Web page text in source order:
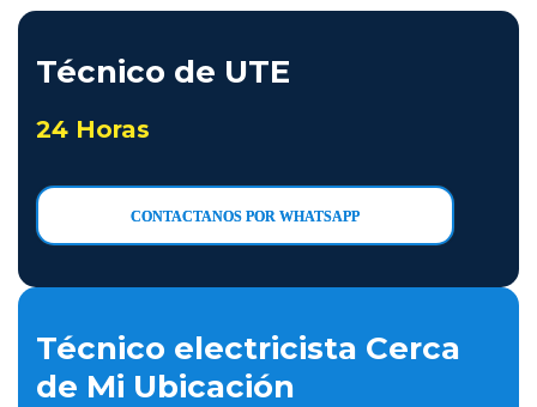
Técnico de UTE
24 Horas
CONTACTANOS POR WHATSAPP
Técnico electricista Cerca
de Mi Ubicación